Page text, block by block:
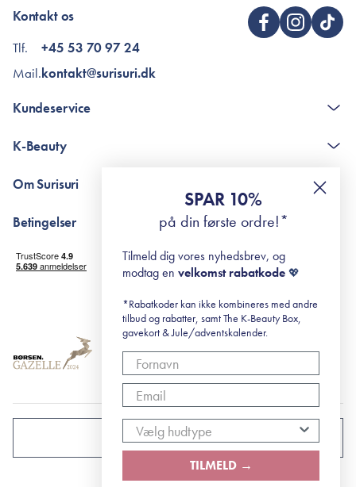
Kontakt os
Tlf.
Mail.
+45 53 70 97 24
kontakt@surisuri.dk
Kundeservice
The K-Beauty Box - spørgsmål og svar
RE-ZIP
K-Beauty
Retinol for begyndere
surisuri's mini guide til rosacea
Om Surisuri
Black Friday
Betingelser
Levering og returnering
Handelsbetingelser
Abonnementsbetingelser
DANMARK
SPAR 10%
på din første ordre!*
Tilmeld dig vores nyhedsbrev, og
modtag en velkomst rabatkode 💖
*Rabatkoder kan ikke kombineres med andre
tilbud og rabatter, samt The K-Beauty Box,
gavekort & Jule/adventskalender.
TILMELD →